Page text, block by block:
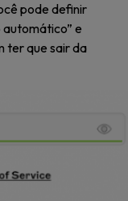
pode definir
e
ter que sair da